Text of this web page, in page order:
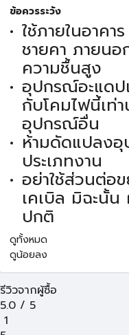
ข้อควรระวัง
ใช้ภายในอาคา
ชายคา ภายนอ
ความชื้นสูง
อุปกรณ์อะแดป
กับโคมไฟนี้เท่
อุปกรณ์อื่น
ห้ามดัดแปลงอุ
ประเภทงาน
อย่าใช้ส่วนต่อ
เคเบิล มิฉะนั้
ปกติ
ดูทั้งหมด
ดูน้อยลง
รีวิวจากผู้ซื้อ
5.0 / 5
1